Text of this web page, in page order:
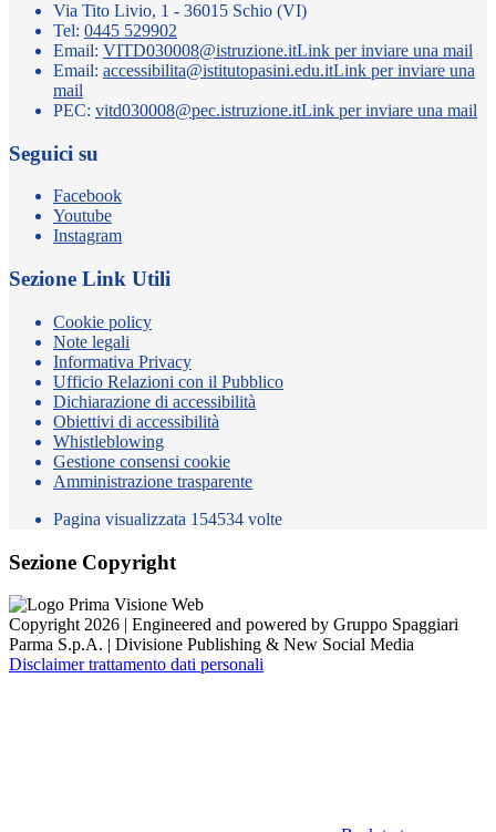
Via Tito Livio, 1 - 36015 Schio (VI)
Tel: 0445 529902
Email: VITD030008@istruzione.itLink per inviare una mail
Email: accessibilita@istitutopasini.edu.itLink per inviare una
mail
PEC: vitd030008@pec.istruzione.itLink per inviare una mail
Seguici su
Facebook
Youtube
Instagram
Sezione Link Utili
Cookie policy
Note legali
Informativa Privacy
Ufficio Relazioni con il Pubblico
Dichiarazione di accessibilità
Obiettivi di accessibilità
Whistleblowing
Gestione consensi cookie
Amministrazione trasparente
Pagina visualizzata 154534 volte
Sezione Copyright
Copyright 2026 | Engineered and powered by Gruppo Spaggiari
Parma S.p.A. | Divisione Publishing & New Social Media
Disclaimer trattamento dati personali